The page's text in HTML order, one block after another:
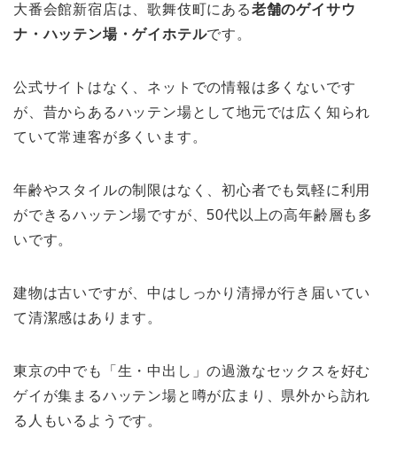
大番会館新宿店は、歌舞伎町にある老舗のゲイサウ
ナ・ハッテン場・ゲイホテルです。
公式サイトはなく、ネットでの情報は多くないです
が、昔からあるハッテン場として地元では広く知られ
ていて常連客が多くいます。
年齢やスタイルの制限はなく、初心者でも気軽に利用
ができるハッテン場ですが、50代以上の高年齢層も多
いです。
建物は古いですが、中はしっかり清掃が行き届いてい
て清潔感はあります。
東京の中でも「生・中出し」の過激なセックスを好む
ゲイが集まるハッテン場と噂が広まり、県外から訪れ
る人もいるようです。